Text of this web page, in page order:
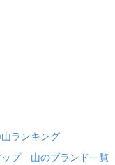
ランキング
プ
山のブランド一覧